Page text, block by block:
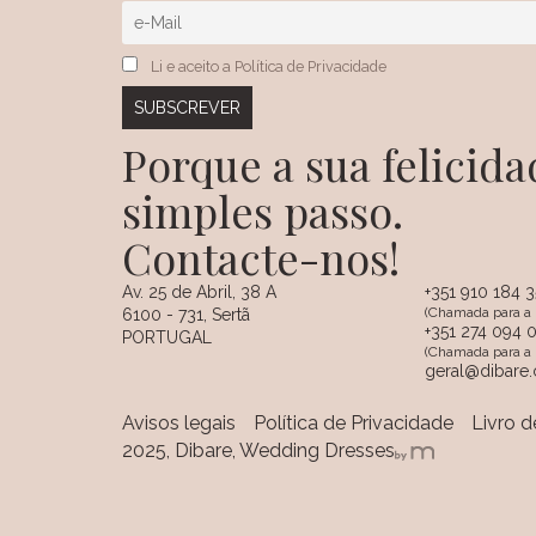
Li e aceito a Política de Privacidade
Porque a sua
simples passo.
Contacte-nos!
Av. 25 de Abril, 38 A
6100 - 731, Sertã
PORTUGAL
+351 910 184
(Chamada para
+351 274 094
(Chamada para
Avisos legais Política de Privacidade
Livro
2025, Dibare, Wedding Dresses